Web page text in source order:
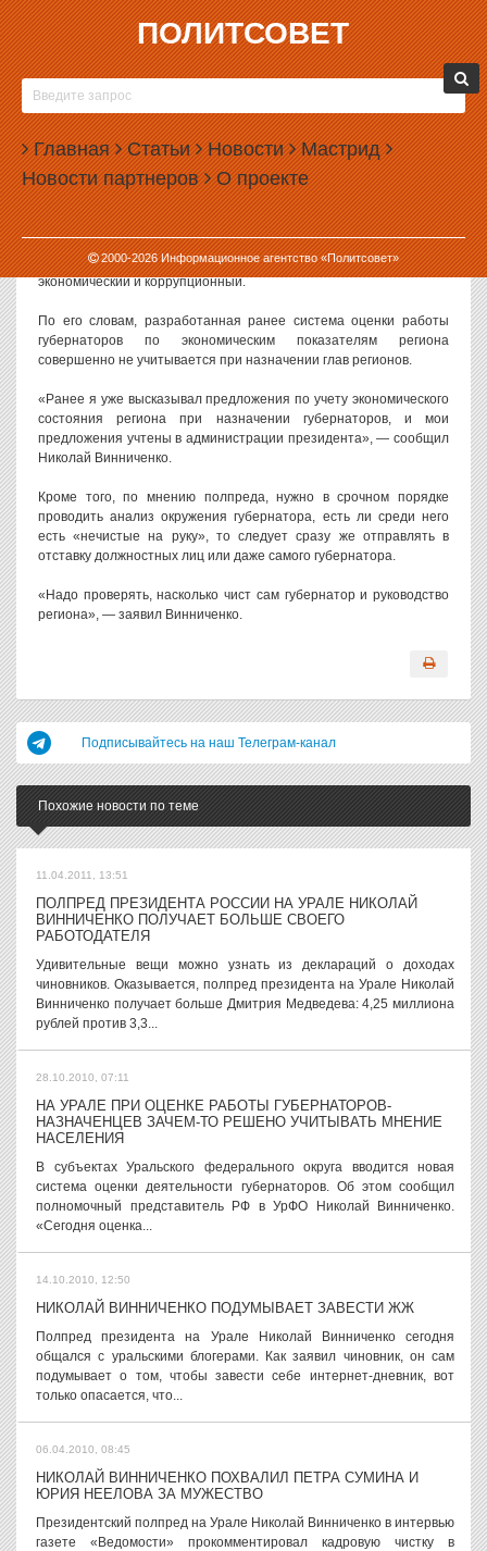
ПОЛИТСОВЕТ
Главная Статьи Новости Мастрид
Новости партнеров О проекте
2000-2026Информационное агентство «Политсовет»
22.10.2009, 15:58
НИКОЛАЙ ВИННИЧЕНКО СОВЕТУЕТ
ПРОВЕРИТЬ СВЕРДЛОВСКИХ КАНДИДАТОВ В
ГУБЕРНАТОРЫ НА КОРРУПЦИОННОСТЬ
Сегодня президентский полпред на Урале Николай Винниченко
озвучил свои рекомендации по назначению губернаторов.
По мнению кремлевского чиновника, при назначении главы
региона должны использоваться два основных критерия:
экономический и коррупционный.
По его словам, разработанная ранее система оценки работы
губернаторов по экономическим показателям региона
совершенно не учитывается при назначении глав регионов.
«Ранее я уже высказывал предложения по учету экономического
состояния региона при назначении губернаторов, и мои
предложения учтены в администрации президента», — сообщил
Николай Винниченко.
Кроме того, по мнению полпреда, нужно в срочном порядке
проводить анализ окружения губернатора, есть ли среди него
есть «нечистые на руку», то следует сразу же отправлять в
отставку должностных лиц или даже самого губернатора.
«Надо проверять, насколько чист сам губернатор и руководство
региона», — заявил Винниченко.
Подписывайтесь на наш Телеграм-канал
Похожие новости по теме
11.04.2011, 13:51
ПОЛПРЕД ПРЕЗИДЕНТА РОССИИ НА УРАЛЕ НИКОЛАЙ
ВИННИЧЕНКО ПОЛУЧАЕТ БОЛЬШЕ СВОЕГО
РАБОТОДАТЕЛЯ
Удивительные вещи можно узнать из деклараций о доходах
чиновников. Оказывается, полпред президента на Урале Николай
Винниченко получает больше Дмитрия Медведева: 4,25 миллиона
рублей против 3,3...
28.10.2010, 07:11
НА УРАЛЕ ПРИ ОЦЕНКЕ РАБОТЫ ГУБЕРНАТОРОВ-
НАЗНАЧЕНЦЕВ ЗАЧЕМ-ТО РЕШЕНО УЧИТЫВАТЬ МНЕНИЕ
НАСЕЛЕНИЯ
В субъектах Уральского федерального округа вводится новая
система оценки деятельности губернаторов. Об этом сообщил
полномочный представитель РФ в УрФО Николай Винниченко.
«Сегодня оценка...
14.10.2010, 12:50
НИКОЛАЙ ВИННИЧЕНКО ПОДУМЫВАЕТ ЗАВЕСТИ ЖЖ
Полпред президента на Урале Николай Винниченко сегодня
общался с уральскими блогерами. Как заявил чиновник, он сам
подумывает о том, чтобы завести себе интернет-дневник, вот
только опасается, что...
06.04.2010, 08:45
НИКОЛАЙ ВИННИЧЕНКО ПОХВАЛИЛ ПЕТРА СУМИНА И
ЮРИЯ НЕЕЛОВА ЗА МУЖЕСТВО
Президентский полпред на Урале Николай Винниченко в интервью
газете «Ведомости» прокомментировал кадровую чистку в